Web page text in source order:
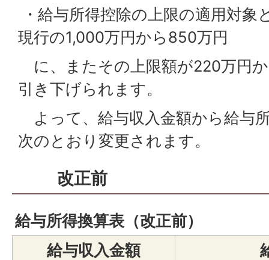
・給与所得控除の上限の適用対象
現行の1,000万円から850万円
に、またその上限額が220万円
引き下げられます。
よって、給与収入金額から給与
次のとおり変更されます。
改正前
給与所得換算表（改正前）
給与収入金額